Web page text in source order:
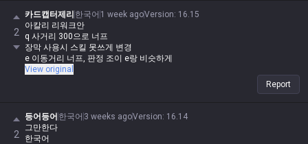
2
카드캡터제리 한국어 1 week agoVersion: 16.15
아칼리 리워크안
q 사거리 300으로 너프
장막 사용시 스킬 못쓰게 변경
e 이동거리 너프, 판정 조이 e랑 비슷하게
View original
Report
2
등어등어 한국어 3 weeks agoVersion: 16.14
그만한다
한국어